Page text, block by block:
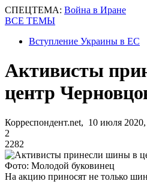
СПЕЦТЕМА: Война в Иране
ВСЕ ТЕМЫ
Вступление Украины в ЕС
Активисты
центр
Корреспондент.net, 10 июля
2
2282
Фото: Молодой буковинец
На акцию приносят не только